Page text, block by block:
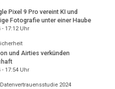
Pixel 9 Pro vereint KI und
Fotografie unter einer Haube
- 17:12Uhr
und Airties verkünden
- 17:54Uhr
2024